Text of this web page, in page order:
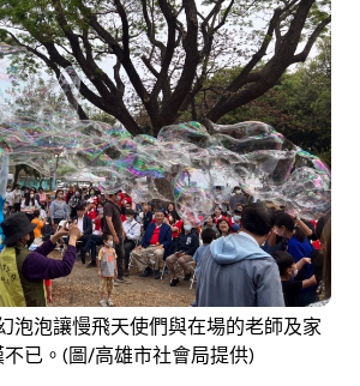
泡泡讓慢飛天使們與在場的老師及家
已。(圖/高雄市社會局提供)